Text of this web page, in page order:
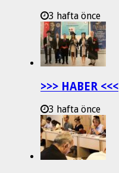
3 hafta önce
>>> HABER <<<
3 hafta önce